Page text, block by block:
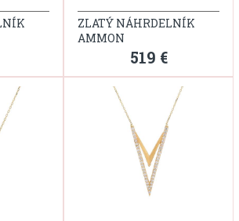
ZLATÝ NÁHRDELNÍK
AMMON
519 €